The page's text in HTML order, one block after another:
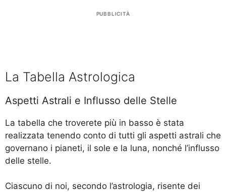
PUBBLICITÀ
La Tabella Astrologica
Aspetti Astrali e Influsso delle Stelle
La tabella che troverete più in basso è stata
realizzata tenendo conto di tutti gli aspetti astrali che
governano i pianeti, il sole e la luna, nonché l’influsso
delle stelle.
Ciascuno di noi, secondo l’astrologia, risente dei